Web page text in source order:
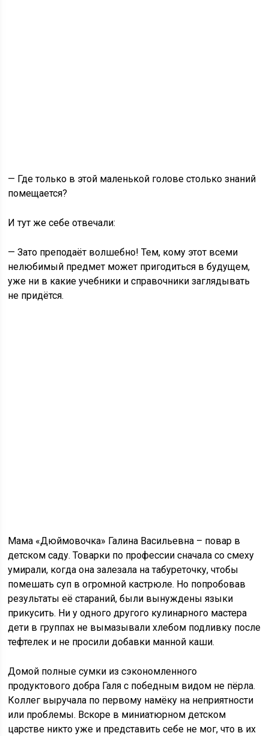
— Где только в этой маленькой голове столько знаний
помещается?
И тут же себе отвечали:
— Зато преподаёт волшебно! Тем, кому этот всеми
нелюбимый предмет может пригодиться в будущем,
уже ни в какие учебники и справочники заглядывать
не придётся.
Мама «Дюймовочка» Галина Васильевна – повар в
детском саду. Товарки по профессии сначала со смеху
умирали, когда она залезала на табуреточку, чтобы
помешать суп в огромной кастрюле. Но попробовав
результаты её стараний, были вынуждены языки
прикусить. Ни у одного другого кулинарного мастера
дети в группах не вымазывали хлебом подливку после
тефтелек и не просили добавки манной каши.
Домой полные сумки из сэкономленного
продуктового добра Галя с победным видом не пёрла.
Коллег выручала по первому намёку на неприятности
или проблемы. Вскоре в миниатюрном детском
царстве никто уже и представить себе не мог, что в их